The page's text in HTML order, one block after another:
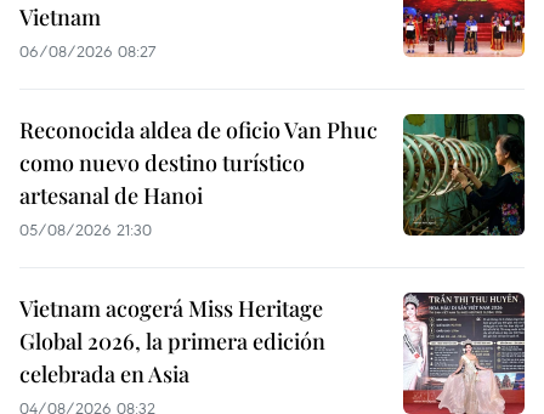
Vietnam
06/08/2026 08:27
Reconocida aldea de oficio Van Phuc
como nuevo destino turístico
artesanal de Hanoi
05/08/2026 21:30
Vietnam acogerá Miss Heritage
Global 2026, la primera edición
celebrada en Asia
04/08/2026 08:32